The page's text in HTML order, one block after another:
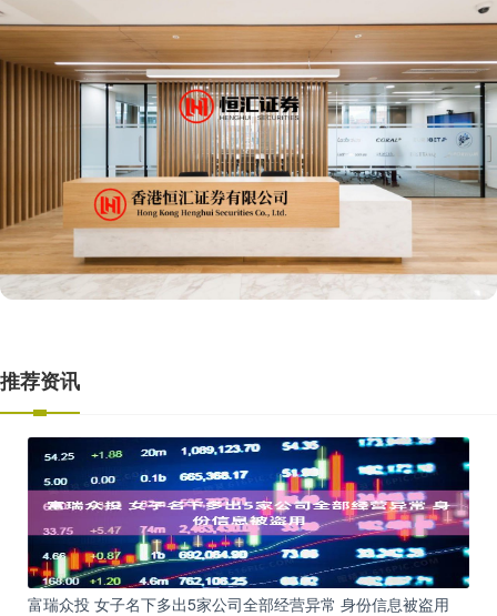
推荐资讯
富瑞众投 女子名下多出5家公司全部经营异常 身份信息被盗用